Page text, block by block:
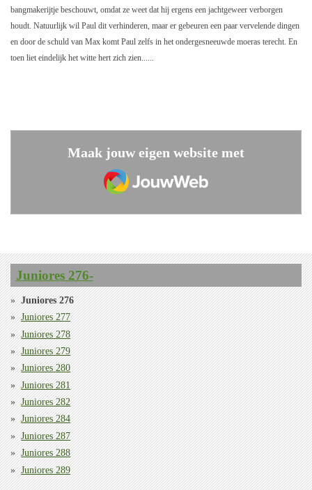
bangmakerijtje beschouwt, omdat ze weet dat hij ergens een jachtgeweer verborgen
houdt. Natuurlijk wil Paul dit verhinderen, maar er gebeuren een paar vervelende dingen
en door de schuld van Max komt Paul zelfs in het ondergesneeuwde moeras terecht. En
toen liet eindelijk het witte hert zich zien......
Maak jouw eigen website met
JouwWeb
Juniores 276-
Juniores 276
Juniores 277
Juniores 278
Juniores 279
Juniores 280
Juniores 281
Juniores 282
Juniores 284
Juniores 287
Juniores 288
Juniores 289